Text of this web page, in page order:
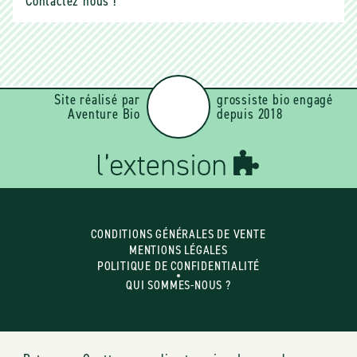
Site réalisé par
Aventure Bio
grossiste bio engagé
depuis 2018
CONDITIONS GÉNÉRALES DE VENTE
MENTIONS LÉGALES
POLITIQUE DE CONFIDENTIALITÉ
QUI SOMMES-NOUS ?